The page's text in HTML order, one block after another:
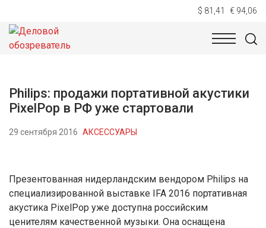
$ 81,41 € 94,06
НОВОСТИ
Philips: продажи портативной акустики
PixelPop в РФ уже стартовали
29 сентября 2016 АКСЕССУАРЫ
Презентованная нидерландским вендором Philips на
специализированной выставке IFA 2016 портативная
акустика PixelPop уже доступна российским
ценителям качественной музыки. Она оснащена